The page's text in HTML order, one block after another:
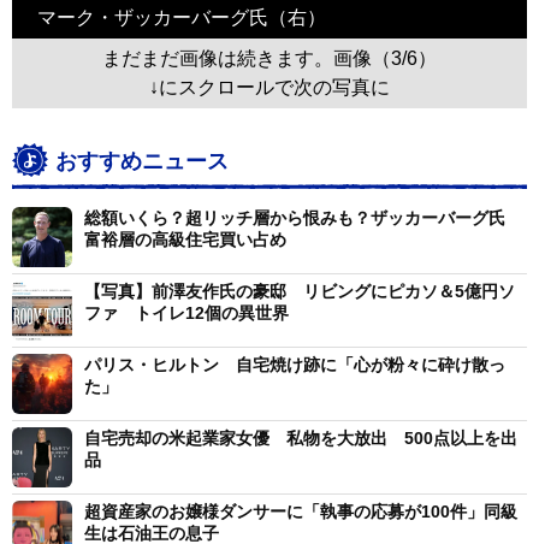
マーク・ザッカーバーグ氏（右）
まだまだ画像は続きます。画像（3/6）
↓にスクロールで次の写真に
おすすめニュース
総額いくら？超リッチ層から恨みも？ザッカーバーグ氏
富裕層の高級住宅買い占め
【写真】前澤友作氏の豪邸 リビングにピカソ＆5億円ソ
ファ トイレ12個の異世界
パリス・ヒルトン 自宅焼け跡に「心が粉々に砕け散っ
た」
自宅売却の米起業家女優 私物を大放出 500点以上を出
品
超資産家のお嬢様ダンサーに「執事の応募が100件」同級
生は石油王の息子